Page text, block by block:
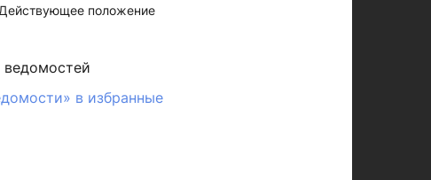
Действующее положение
ведомостей
в избранные